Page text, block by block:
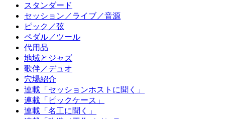
スタンダード
セッション／ライブ／音源
ピック／弦
ペダル／ツール
代用品
地域とジャズ
歌伴／デュオ
穴場紹介
連載「セッションホストに聞く」
連載「ピックケース」
連載「名工に聞く」